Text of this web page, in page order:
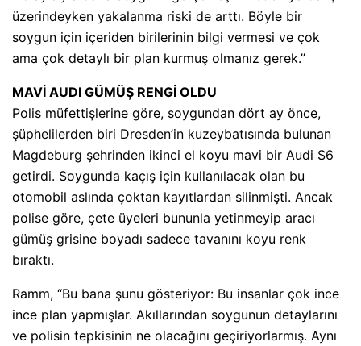
üzerindeyken yakalanma riski de arttı. Böyle bir
soygun için içeriden birilerinin bilgi vermesi ve çok
ama çok detaylı bir plan kurmuş olmanız gerek.”
MAVİ AUDI GÜMÜŞ RENGİ OLDU
Polis müfettişlerine göre, soygundan dört ay önce,
şüphelilerden biri Dresden’in kuzeybatısında bulunan
Magdeburg şehrinden ikinci el koyu mavi bir Audi S6
getirdi. Soygunda kaçış için kullanılacak olan bu
otomobil aslında çoktan kayıtlardan silinmişti. Ancak
polise göre, çete üyeleri bununla yetinmeyip aracı
gümüş grisine boyadı sadece tavanını koyu renk
bıraktı.
Ramm, “Bu bana şunu gösteriyor: Bu insanlar çok ince
ince plan yapmışlar. Akıllarından soygunun detaylarını
ve polisin tepkisinin ne olacağını geçiriyorlarmış. Aynı